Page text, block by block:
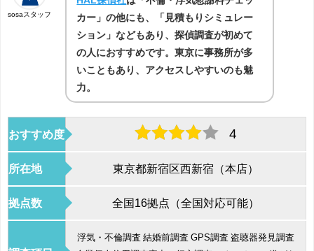
sosaスタッフ
カー」の他にも、「見積もりシミュレー
ション」などもあり、探偵調査が初めて
の人におすすめです。東京に事務所が多
いこともあり、アクセスしやすいのも魅
力。
おすすめ度 4
所在地 東京都新宿区西新宿（本店）
拠点数 全国16拠点（全国対応可能）
浮気・不倫調査 結婚前調査 GPS調査 盗聴器発見調査